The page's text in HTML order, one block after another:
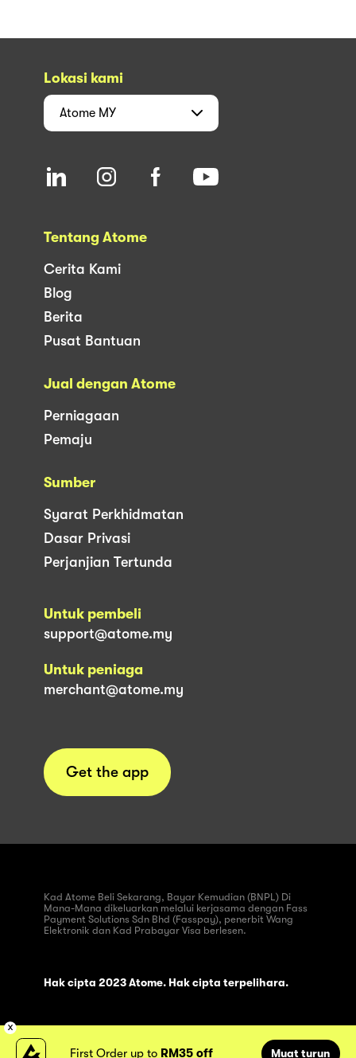
Lokasi kami
Atome MY
Tentang Atome
Cerita Kami
Blog
Berita
Pusat Bantuan
Jual dengan Atome
Perniagaan
Pemaju
Sumber
Syarat Perkhidmatan
Dasar Privasi
Perjanjian Tertunda
Untuk pembeli
support@atome.my
Untuk peniaga
merchant@atome.my
Get the app
Kad Atome Beli Sekarang, Bayar Kemudian (BNPL) Di
Mana-Mana dikeluarkan melalui kerjasama dengan Fass
Payment Solutions Sdn Bhd (Fasspay), penerbit Wang
Elektronik dan Kad Prabayar Visa berlesen.
Hak cipta 2023 Atome. Hak cipta terpelihara.
First Order up to RM35 off Muat turun